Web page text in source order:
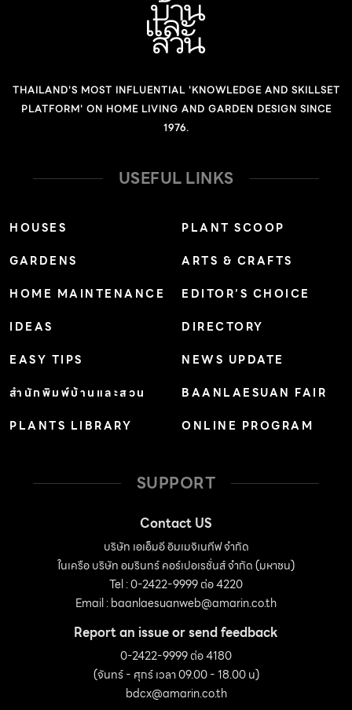
THAILAND'S MOST INFLUENTIAL 'KNOWLEDGE AND SKILLSET
PLATFORM' ON HOME LIVING AND GARDEN DESIGN SINCE
1976.
USEFUL LINKS
HOUSES
GARDENS
HOME MAINTENANCE
IDEAS
EASY TIPS
สำนักพิมพ์บ้านและสวน
PLANTS LIBRARY
PLANT SCOOP
ARTS & CRAFTS
EDITOR’S CHOICE
DIRECTORY
NEWS UPDATE
BAANLAESUAN FAIR
ONLINE PROGRAM
SUPPORT
Contact US
บริษัท เอเอ็มอี อิมเมจิเนทีฟ จำกัด
ในเครือ บริษัท อมรินทร์ คอร์เปอเรชั่นส์ จำกัด (มหาชน)
Tel : 0-2422-9999 ต่อ 4220
Email :baanlaesuanweb@amarin.co.th
Report an issue or send feedback
0-2422-9999 ต่อ 4180
(จันทร์ - ศุกร์ เวลา 09.00 - 18.00 น)
bdcx@amarin.co.th